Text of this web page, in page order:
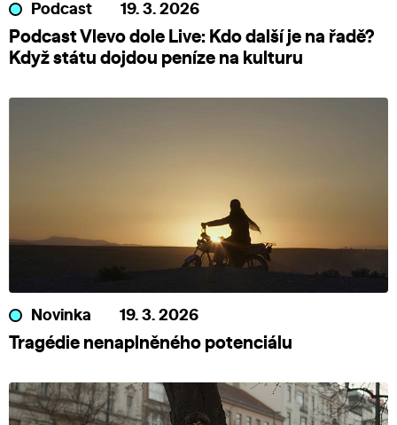
Podcast 19. 3. 2026
Podcast Vlevo dole Live: Kdo další je na řadě?
Když státu dojdou peníze na kulturu
Novinka 19. 3. 2026
Tragédie nenaplněného potenciálu